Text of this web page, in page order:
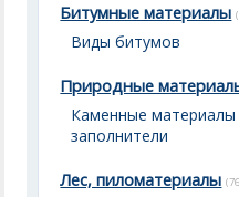
Битумные материалы
Виды битумов
Природные
Каменные материалы
заполнители
Лес, пиломатериалы